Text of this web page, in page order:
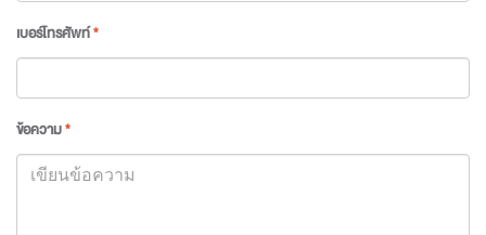
เบอร์โทรศัพท์*
ข้อความ*